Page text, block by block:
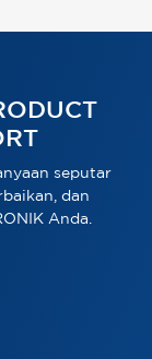
seputar
dan
Anda.